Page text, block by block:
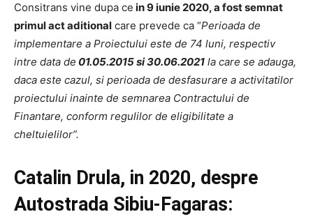
Consitrans vine dupa ce in 9 iunie 2020, a fost semnat
primul act aditional care prevede ca “Perioada de
implementare a Proiectului este de 74 luni, respectiv
intre data de 01.05.2015 si 30.06.2021 la care se adauga,
daca este cazul, si perioada de desfasurare a activitatilor
proiectului inainte de semnarea Contractului de
Finantare, conform regulilor de eligibilitate a
cheltuielilor”.
Catalin Drula, in 2020, despre
Autostrada Sibiu-Fagaras: